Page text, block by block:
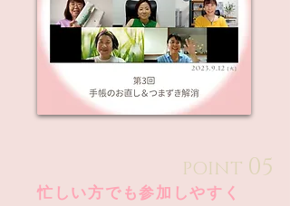
POINT 05
忙しい方でも参加しやすく